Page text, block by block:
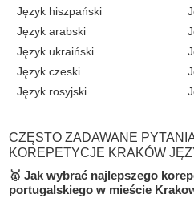
Język hiszpański
Język arabski
Język ukraiński
Język czeski
Język rosyjski
CZĘSTO ZADAWANE
KOREPETYCJE KRAKÓW
🥇 Jak wybrać najlepszego
portugalskiego w mieście